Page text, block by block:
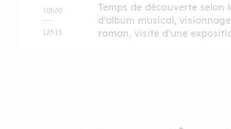
10h30
12h15
Temps de découverte
d’album musical,
roman, visite d’une